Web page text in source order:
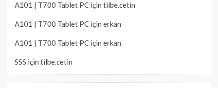
A101 | T700 Tablet PC için tilbe.cetin
A101 | T700 Tablet PC için erkan
A101 | T700 Tablet PC için erkan
SSS için tilbe.cetin